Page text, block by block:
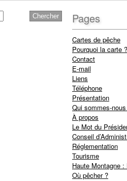
Pages
Cartes de pêche
Pourquoi la carte ?
Contact
E-mail
Liens
Téléphone
Présentation
Qui sommes-
À propos
Le Mot du
Conseil
Réglementation
Tourisme
Haute Montagne :
Où pêcher ?